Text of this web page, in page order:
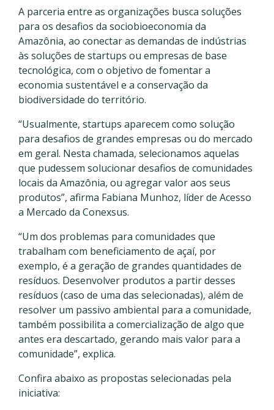
A parceria entre as organizações busca soluções
para os desafios da sociobioeconomia da
Amazônia, ao conectar as demandas de indústrias
às soluções de startups ou empresas de base
tecnológica, com o objetivo de fomentar a
economia sustentável e a conservação da
biodiversidade do território.
“Usualmente, startups aparecem como solução
para desafios de grandes empresas ou do mercado
em geral. Nesta chamada, selecionamos aquelas
que pudessem solucionar desafios de comunidades
locais da Amazônia, ou agregar valor aos seus
produtos”, afirma Fabiana Munhoz, líder de Acesso
a Mercado da Conexsus.
“Um dos problemas para comunidades que
trabalham com beneficiamento de açaí, por
exemplo, é a geração de grandes quantidades de
resíduos. Desenvolver produtos a partir desses
resíduos (caso de uma das selecionadas), além de
resolver um passivo ambiental para a comunidade,
também possibilita a comercialização de algo que
antes era descartado, gerando mais valor para a
comunidade”, explica.
Confira abaixo as propostas selecionadas pela
iniciativa: